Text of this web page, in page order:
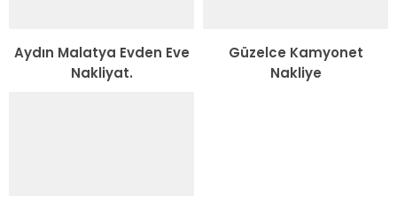
Aydın Malatya Evden Eve
Nakliyat.
Güzelce Kamyonet
Nakliye